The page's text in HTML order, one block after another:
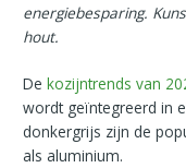
energiebesparing.
hout.
Dekozijntrends van
wordt geïntegreerd in
donkergrijs zijn de
als aluminium.